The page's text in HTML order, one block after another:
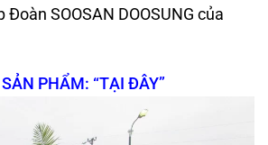
SOOSAN DOOSUNG của
PHẨM: “TẠI ĐÂY”